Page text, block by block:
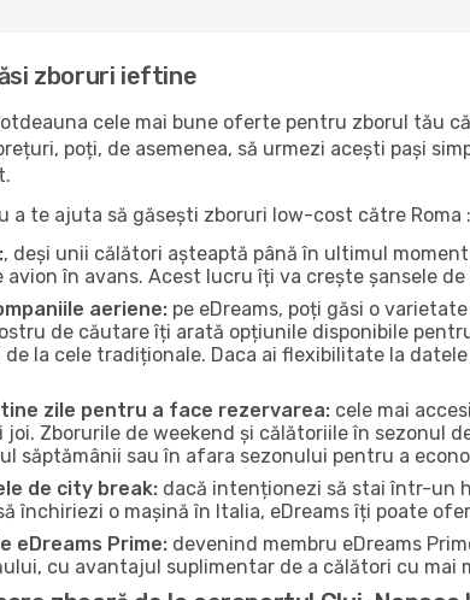
zboruri ieftine
cele mai bune oferte pentru zborul tău
poți, de asemenea, să urmezi acești pași
a te ajuta să găsești zboruri low-cost către Roma :
, deși unii călători așteaptă până în ultimul
avion în avans. Acest lucru îți va crește șansele
aeriene: pe eDreams, poți găsi o
de căutare îți arată opțiunile disponibile
la cele tradiționale. Daca ai flexibilitate la
zile pentru a face rezervarea: cele mai
joi. Zborurile de weekend și călătoriile în sezonul
săptămânii sau în afara sezonului pentru a
de city break: dacă intenționezi să stai într-un
închiriezi o mașină în Italia, eDreams îți poate
eDreams Prime: devenind membru eDreams
cu avantajul suplimentar de a călători cu